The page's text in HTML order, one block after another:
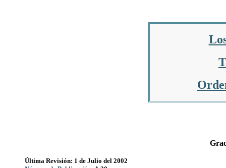
Última Revisión: 1 de Julio del 2002